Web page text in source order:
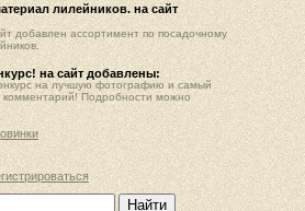
лилейников. на сайт
добавлен ассортимент по посадочному
на сайт добавлены:
на лучшую фотографию и самый
Подробности можно